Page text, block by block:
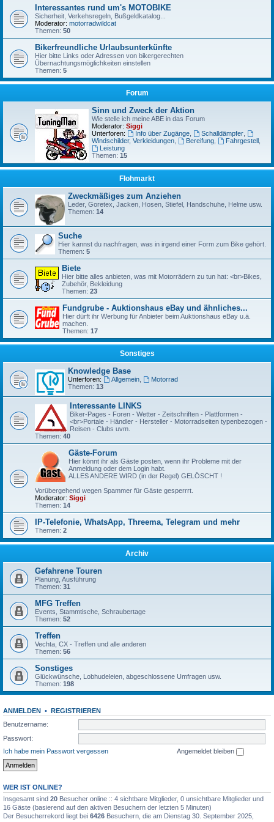
Interessantes rund um's MOTOBIKE
Sicherheit, Verkehsregeln, Bußgeldkatalog...
Moderator: motorradwildcat
Themen: 50
Bikerfreundliche Urlaubsunterkünfte
Hier bitte Links oder Adressen von bikergerechten
Übernachtungsmöglichkeiten einstellen
Themen: 5
Forum
Sinn und Zweck der Aktion
Wie stelle ich meine ABE in das Forum
Moderator: Siggi
Unterforen:
Info über Zugänge, Schalldämpfer,
Windschilder, Verkleidungen
Bereifung, Fahrgestell,
Leistung
Themen: 15
Flohmarkt
Zweckmäßiges zum Anziehen
Leder, Goretex, Jacken, Hosen, Stiefel, Handschuhe, Helme usw.
Themen: 14
Suche
Hier kannst du nachfragen, was in irgend einer Form zum Bike gehört.
Themen: 5
Biete
Hier bitte alles anbieten, was mit Motorrädern zu tun hat: <br>Bikes,
Zubehör, Bekleidung
Themen: 23
Fundgrube - Auktionshaus eBay und ähnliches...
Hier dürft ihr Werbung für Anbieter beim Auktionshaus eBay u.ä.
machen.
Themen: 17
Sonstiges
Knowledge Base
Unterforen: Allgemein,
Motorrad
Themen: 13
Interessante LINKS
Biker-Pages - Foren - Wetter - Zeitschriften - Plattformen -
<br>Portale - Händler - Hersteller - Motorradseiten typenbezogen -
Reisen - Clubs uvm.
Themen: 40
Gäste-Forum
Hier könnt ihr als Gäste posten, wenn ihr Probleme mit der
Anmeldung oder dem Login habt.
ALLES ANDERE WIRD (in der Regel) GELÖSCHT !
Vorübergehend wegen Spammer für Gäste gesperrrt.
Moderator: Siggi
Themen: 14
IP-Telefonie, WhatsApp, Threema, Telegram und mehr
Themen: 2
Archiv
Gefahrene Touren
Planung, Ausführung
Themen: 31
MFG Treffen
Events, Stammtische, Schraubertage
Themen: 52
Treffen
Vechta, CX - Treffen und alle anderen
Themen: 56
Sonstiges
Glückwünsche, Lobhudeleien, abgeschlossene Umfragen usw.
Themen: 198
ANMELDEN • REGISTRIEREN
Benutzername:
Passwort:
Ich habe mein Passwort vergessen
Angemeldet bleiben
WER IST ONLINE?
Insgesamt sind 20 Besucher online :: 4 sichtbare Mitglieder, 0 unsichtbare Mitglieder und
16 Gäste (basierend auf den aktiven Besuchern der letzten 5 Minuten)
Der Besucherrekord liegt bei 6426 Besuchern, die am Dienstag 30. September 2025,